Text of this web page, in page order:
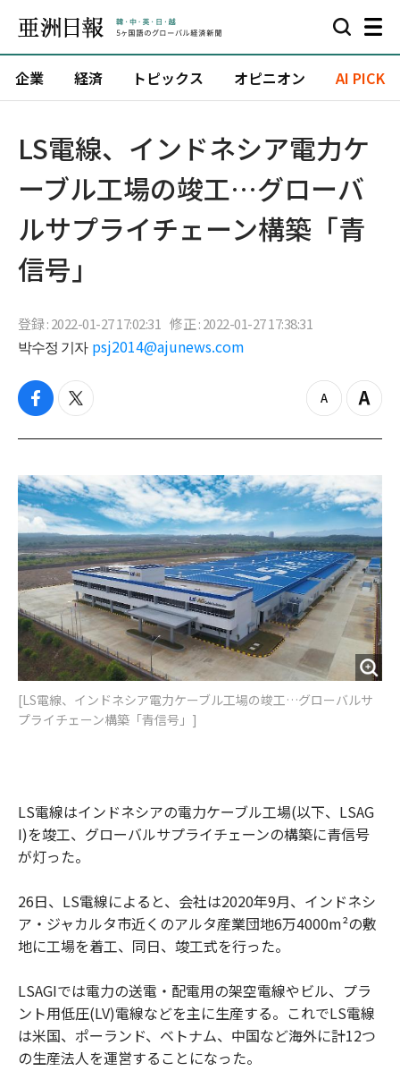
企業 経済 トピックス オピニオン AI PICK
​LS電線、インドネシア電力ケ
ーブル工場の竣工…グローバ
ルサプライチェーン構築「青
信号」
登録 : 2022-01-27 17:02:31 修正 : 2022-01-27 17:38:31
박수정 기자 psj2014@ajunews.com
f
c
b
o
o
k
t
i
t
e
r
z
o
u
t
Z
o
n
[​LS電線、インドネシア電力ケーブル工場の竣工…グローバルサ
プライチェーン構築「青信号」]
LS電線はインドネシアの電力ケーブル工場(以下、LSAG
I)を竣工、グローバルサプライチェーンの構築に青信号
が灯った。
26日、LS電線によると、会社は2020年9月、インドネシ
ア・ジャカルタ市近くのアルタ産業団地6万4000m²の敷
地に工場を着工、同日、竣工式を行った。
LSAGIでは電力の送電・配電用の架空電線やビル、プラ
ント用低圧(LV)電線などを主に生産する。これでLS電線
は米国、ポーランド、ベトナム、中国など海外に計12つ
の生産法人を運営することになった。